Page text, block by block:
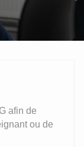
afin de
ou de